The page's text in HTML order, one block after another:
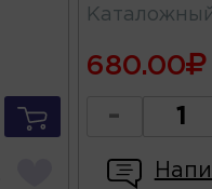
680.00
-